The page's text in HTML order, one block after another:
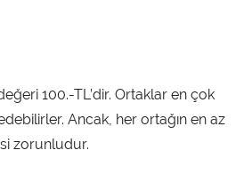
100.-TL’dir. Ortaklar en çok
Ancak, her ortağın en az
zorunludur.